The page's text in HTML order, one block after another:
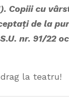
Copiii cu
de la
nr. 91/22
la teatru!